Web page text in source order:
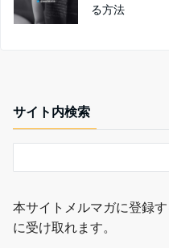
る方法
サイト内検索